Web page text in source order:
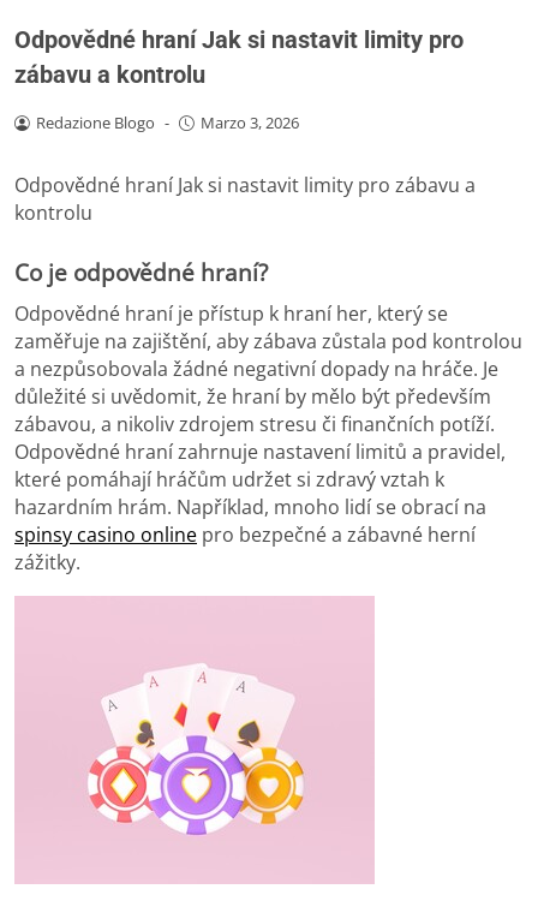
Odpovědné hraní Jak si nastavit limity pro
zábavu a kontrolu
Redazione Blogo - Marzo 3, 2026
Odpovědné hraní Jak si nastavit limity pro zábavu a
kontrolu
Co je odpovědné hraní?
Odpovědné hraní je přístup k hraní her, který se
zaměřuje na zajištění, aby zábava zůstala pod kontrolou
a nezpůsobovala žádné negativní dopady na hráče. Je
důležité si uvědomit, že hraní by mělo být především
zábavou, a nikoliv zdrojem stresu či finančních potíží.
Odpovědné hraní zahrnuje nastavení limitů a pravidel,
které pomáhají hráčům udržet si zdravý vztah k
hazardním hrám. Například, mnoho lidí se obrací na
spinsy casino online pro bezpečné a zábavné herní
zážitky.